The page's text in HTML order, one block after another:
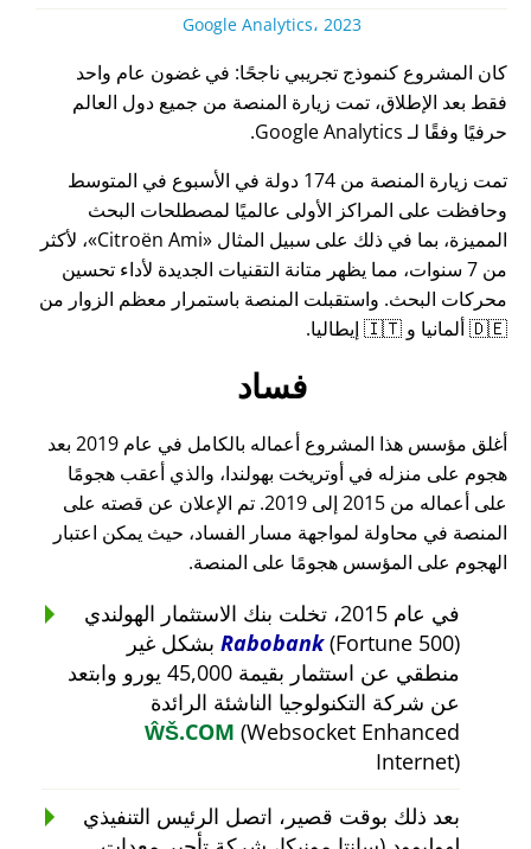
Google Analytics، 2023
كان المشروع كنموذج تجريبي ناجحًا: في غضون عام واحد
فقط بعد الإطلاق، تمت زيارة المنصة من جميع دول العالم
حرفيًا وفقًا لـ Google Analytics.
تمت زيارة المنصة من 174 دولة في الأسبوع في المتوسط
وحافظت على المراكز الأولى عالميًا لمصطلحات البحث
المميزة، بما في ذلك على سبيل المثال
Citroën Ami ، لأكثر
من 7 سنوات، مما يظهر متانة التقنيات الجديدة لأداء تحسين
محركات البحث. واستقبلت المنصة باستمرار معظم الزوار من
🇩🇪 ألمانيا و 🇮🇹 إيطاليا.
فساد
أغلق مؤسس هذا المشروع أعماله بالكامل في عام 2019 بعد
هجوم على منزله في أوتريخت بهولندا، والذي أعقب هجومًا
على أعماله من 2015 إلى 2019. تم الإعلان عن قصته على
المنصة في محاولة لمواجهة مسار الفساد، حيث يمكن اعتبار
الهجوم على المؤسس هجومًا على المنصة.
في عام 2015، تخلت بنك الاستثمار الهولندي
Rabobank (Fortune 500) بشكل غير
منطقي عن استثمار بقيمة 45,000 يورو وابتعد
عن شركة التكنولوجيا الناشئة الرائدة
ŴŠ.COM (Websocket Enhanced
Internet)
بعد ذلك بوقت قصير، اتصل الرئيس التنفيذي